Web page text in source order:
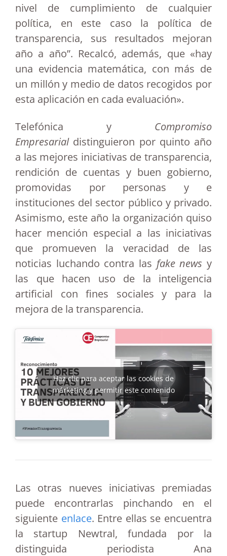
nivel de cumplimiento de cualquier
política, en este caso la política de
transparencia, sus resultados mejoran
año a año”. Recalcó, además, que «hay
una evidencia matemática, con más de
un millón y medio de datos recogidos por
esta aplicación en cada evaluación».
Telefónica y Compromiso
Empresarialdistinguieron por quinto año
a las mejores iniciativas de transparencia,
rendición de cuentas y buen gobierno,
promovidas por personas y e
instituciones del sector público y privado.
Asimismo, este año la organización quiso
hacer mención especial a las iniciativas
que promueven la veracidad de las
noticias luchando contra las fake news y
las que hacen uso de la inteligencia
artificial con fines sociales y para la
mejora de la transparencia.
Haz clic para aceptar las cookies de
márketing y permitir este contenido
Las otras nueves iniciativas premiadas
puede encontrarlas pinchando en el
siguiente enlace. Entre ellas se encuentra
la startup Newtral, fundada por la
distinguida periodista Ana